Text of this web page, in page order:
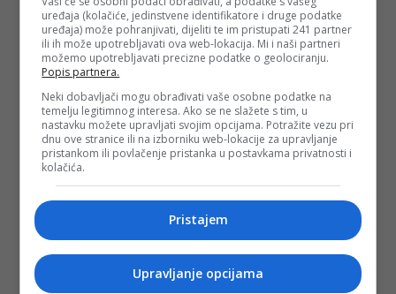
uređaja (kolačiće, jedinstvene identifikatore i druge podatke
uređaja) može pohranjivati, dijeliti te im pristupati 241 partner
ili ih može upotrebljavati ova web-lokacija. Mi i naši partneri
možemo upotrebljavati precizne podatke o geolociranju.
Popis partnera.
Neki dobavljači mogu obrađivati vaše osobne podatke na
temelju legitimnog interesa. Ako se ne slažete s tim, u
nastavku možete upravljati svojim opcijama. Potražite vezu pri
dnu ove stranice ili na izborniku web-lokacije za upravljanje
pristankom ili povlačenje pristanka u postavkama privatnosti i
kolačića.
Pristajem
Upravljanje opcijama